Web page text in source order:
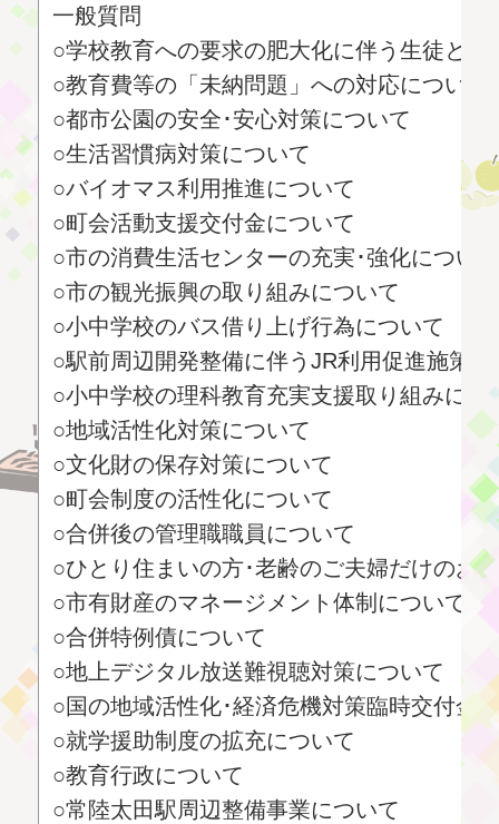
一般質問
○学校教育への要求の肥大化に伴う生徒と教
○教育費等の「未納問題」への対応について
○都市公園の安全･安心対策について
○生活習慣病対策について
○バイオマス利用推進について
○町会活動支援交付金について
○市の消費生活センターの充実･強化について
○市の観光振興の取り組みについて
○小中学校のバス借り上げ行為について
○駅前周辺開発整備に伴うJR利用促進施策に
○小中学校の理科教育充実支援取り組みにつ
○地域活性化対策について
○文化財の保存対策について
○町会制度の活性化について
○合併後の管理職職員について
○ひとり住まいの方･老齢のご夫婦だけのお
○市有財産のマネージメント体制について
○合併特例債について
○地上デジタル放送難視聴対策について
○国の地域活性化･経済危機対策臨時交付金
○就学援助制度の拡充について
○教育行政について
○常陸太田駅周辺整備事業について